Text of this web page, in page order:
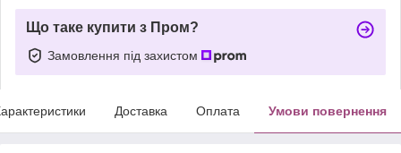
Що таке купити з Пром?
Замовлення під захистом
Доставка Оплата Умови повернення